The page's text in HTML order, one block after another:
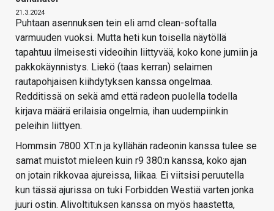
21.3.2024
Puhtaan asennuksen tein eli amd clean-softalla
varmuuden vuoksi. Mutta heti kun toisella näytöllä
tapahtuu ilmeisesti videoihin liittyvää, koko kone jumiin ja
pakkokäynnistys. Liekö (taas kerran) selaimen
rautapohjaisen kiihdytyksen kanssa ongelmaa.
Redditissä on sekä amd että radeon puolella todella
kirjava määrä erilaisia ongelmia, ihan uudempiinkin
peleihin liittyen.
Hommsin 7800 XT:n ja kyllähän radeonin kanssa tulee se
samat muistot mieleen kuin r9 380:n kanssa, koko ajan
on jotain rikkovaa ajureissa, liikaa. Ei viitsisi peruutella
kun tässä ajurissa on tuki Forbidden Westiä varten jonka
juuri ostin. Alivoltituksen kanssa on myös haastetta,